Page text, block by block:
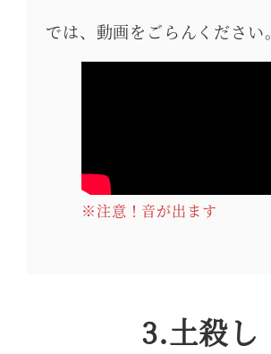
では、動画をごらんください。
※注意！音が出ます
3.土殺し